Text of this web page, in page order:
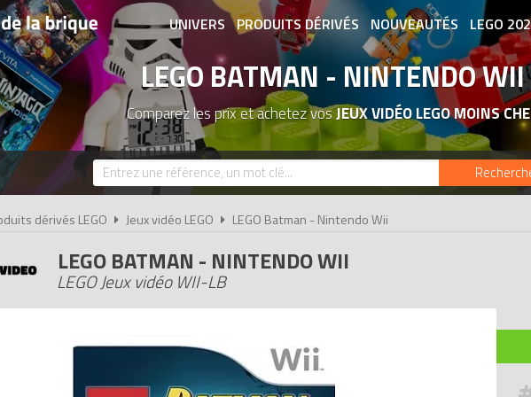
UNIVERS PRODUITS DÉRIVÉS NOUVEAUTÉS LEGO
ASSOCIATIONS DE FANS EXPOSITIONS
LEGO BATMAN - NINTENDO WII
Comparez les prix et achetez vosJEUX VIDÉO LEGO MOINS
dérivés LEGO Jeux vidéo LEGO LEGO Batman - Nintendo Wii
LEGO BATMAN - NINTENDO WII
LEGO Jeux vidéo WII-LB